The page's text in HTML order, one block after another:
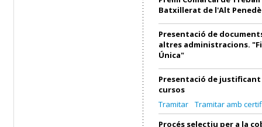
Batxillerat de l'Alt
Presentació de
altres administracions.
Única"
Presentació de
cursos
Tramitar
Tramitar amb
Procés selectiu per a la